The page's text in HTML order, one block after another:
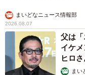
まいどなニュース情報部
2026.08.07
父は
イケ
ヒロ
まい